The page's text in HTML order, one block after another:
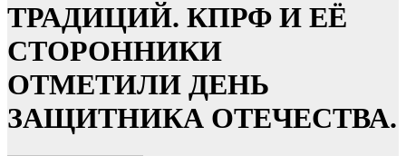
ТРАДИЦИЙ. КПРФ И ЕЁ
СТОРОННИКИ
ОТМЕТИЛИ ДЕНЬ
ЗАЩИТНИКА ОТЕЧЕСТВА.